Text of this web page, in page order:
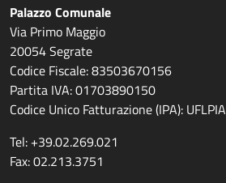
Palazzo Comunale
Via Primo Maggio
20054 Segrate
Codice Fiscale: 83503670156
Partita IVA: 01703890150
Codice Unico Fatturazione (IPA): UFLPIA
Tel: +39.02.269.021
Fax: 02.213.3751